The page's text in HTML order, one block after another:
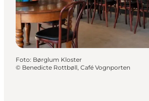
Foto: Børglum Kloster
© Benedicte Rottbøll, Café Vognporten